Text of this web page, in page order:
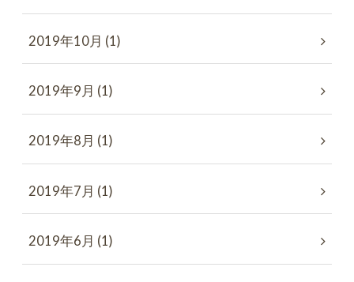
2019年10月 (1)
2019年9月 (1)
2019年8月 (1)
2019年7月 (1)
2019年6月 (1)